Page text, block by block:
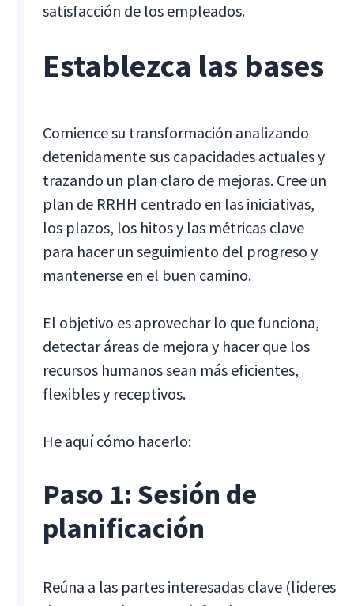
satisfacción de los empleados.
Establezca las bases
Comience su transformación analizando
detenidamente sus capacidades actuales y
trazando un plan claro de mejoras. Cree un
plan de RRHH centrado en las iniciativas,
los plazos, los hitos y las métricas clave
para hacer un seguimiento del progreso y
mantenerse en el buen camino.
El objetivo es aprovechar lo que funciona,
detectar áreas de mejora y hacer que los
recursos humanos sean más eficientes,
flexibles y receptivos.
He aquí cómo hacerlo:
Paso 1: Sesión de
planificación
Reúna a las partes interesadas clave (líderes